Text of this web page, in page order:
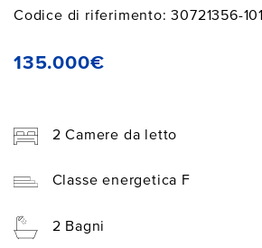
Codice di riferimento: 30721356-101
135.000€
2 Camere da letto
Classe energetica F
2 Bagni